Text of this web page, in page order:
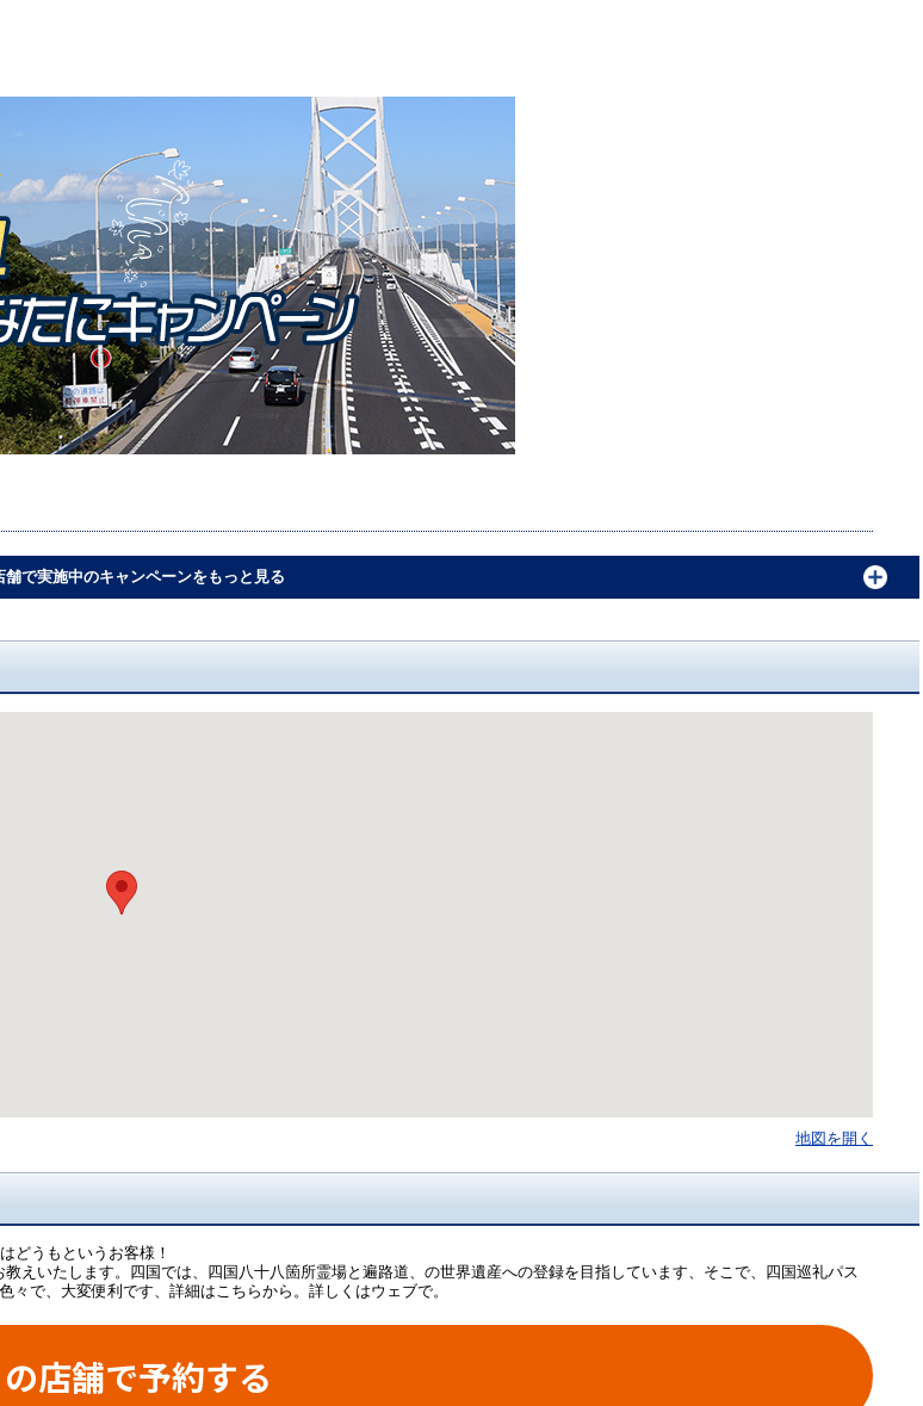
舗で実施中のキャンペーンをもっと見る
地図を開く
どうもというお客様！
えいたします。四国では、四国八十八箇所霊場と遍路道、の世界遺産への登録を目指しています、そこで、四国巡礼パス
で、大変便利です、詳細はこちらから。詳しくはウェブで。
店舗で予約する